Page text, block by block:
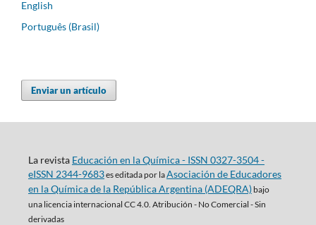
English
Português (Brasil)
Enviar un artículo
La revista Educación en la Química - ISSN 0327-3504 -
eISSN 2344-9683es editada por laAsociación de Educadores
en la Química de la República Argentina (ADEQRA)bajo
una licencia internacional CC 4.0. Atribución - No Comercial - Sin
derivadas